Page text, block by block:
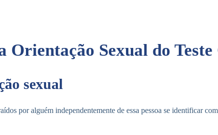
Orientação Sexual do Teste
sexual
por alguém independentemente de essa pessoa se identificar